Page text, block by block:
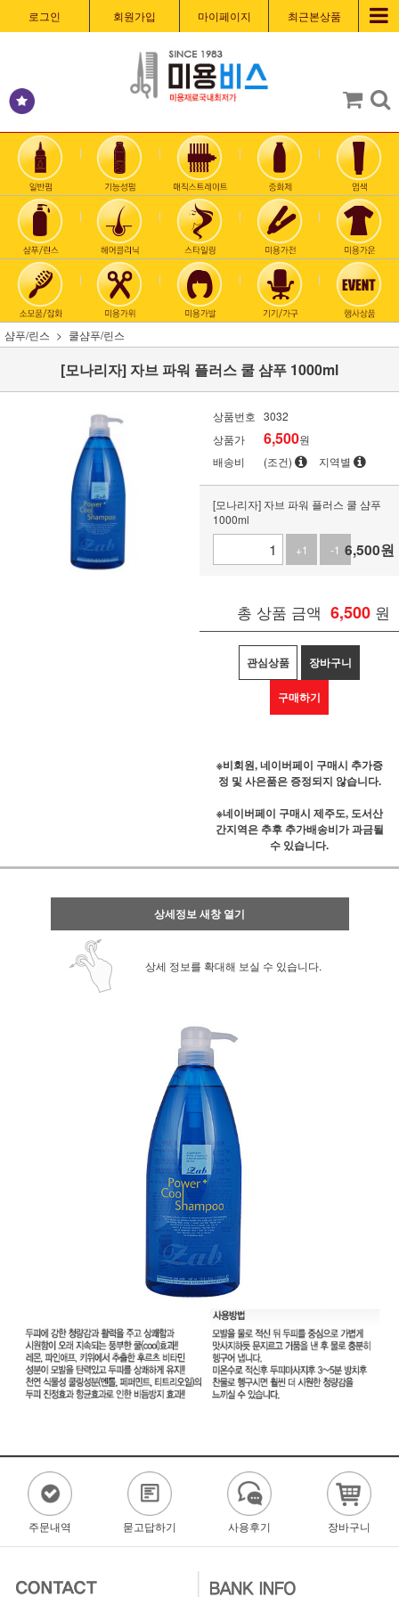
로그인 회원가입 마이페이지 최근본상품
샴푸/린스 쿨샴푸/린스
[모나리자] 자브 파워 플러스 쿨 샴푸 1000ml
상품번호 3032
상품가
6,500원
배송비
(조건) 지역별
[모나리자] 자브 파워 플러스 쿨 샴푸
1000ml
+1
-1 6,500원
총 상품 금액 6,500 원
관심상품 장바구니
구매하기
※비회원, 네이버페이 구매시 추가증
정 및 사은품은 증정되지 않습니다.
※네이버페이 구매시 제주도, 도서산
간지역은 추후 추가배송비가 과금될
수 있습니다.
상세정보 새창 열기
상세 정보를 확대해 보실 수 있습니다.
주문내역 묻고답하기 사용후기 장바구니